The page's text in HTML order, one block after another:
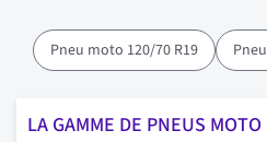
Pneu moto 120/70 R19
LA GAMME DE PNEUS